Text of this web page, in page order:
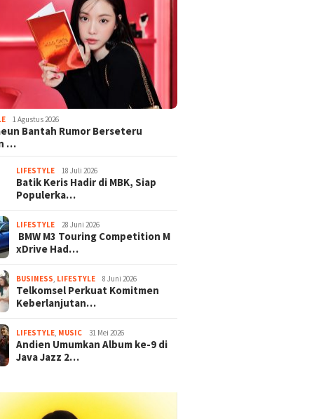
1 Agustus 2026
Bantah Rumor Berseteru
…
LIFESTYLE 18 Juli 2026
Batik Keris Hadir di MBK, Siap
Populerka…
LIFESTYLE 28 Juni 2026
BMW M3 Touring Competition M
xDrive Had…
BUSINESS, LIFESTYLE 8 Juni 2026
Telkomsel Perkuat Komitmen
Keberlanjutan…
LIFESTYLE, MUSIC 31 Mei 2026
Andien Umumkan Album ke-9 di
Java Jazz 2…